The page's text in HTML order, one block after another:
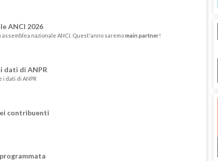
ANCI 2026
assemblea nazionale ANCI. Quest'anno saremomain partner!
dati di ANPR
dati di ANPR
contribuenti